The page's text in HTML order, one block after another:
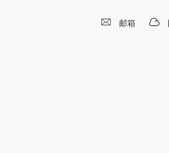
邮箱